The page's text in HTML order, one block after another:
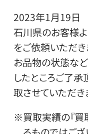
2023年1月19日
石川県のお客様
をご依頼いただき
お品物の状態など
したところご了
取させていただき
※買取実績の『買